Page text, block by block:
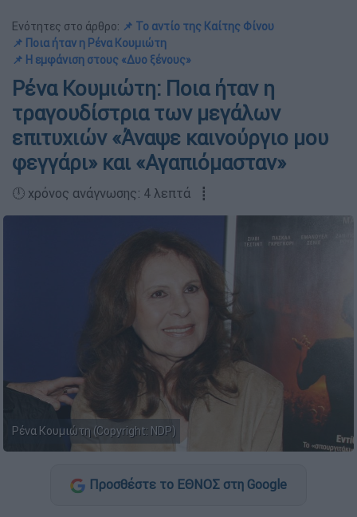
Ενότητες στο άρθρο: 📌 Το αντίο της Καίτης Φίνου
📌 Ποια ήταν η Ρένα Κουμιώτη
📌 Η εμφάνιση στους «Δυο ξένους»
Ρένα Κουμιώτη: Ποια ήταν η
τραγουδίστρια των μεγάλων
επιτυχιών «Άναψε καινούργιο μου
φεγγάρι» και «Αγαπιόμασταν»
🕛 χρόνος ανάγνωσης: 4 λεπτά ┋
Ρένα Κουμιώτη (Copyright: NDP)
Προσθέστε το ΕΘΝΟΣ στη Google